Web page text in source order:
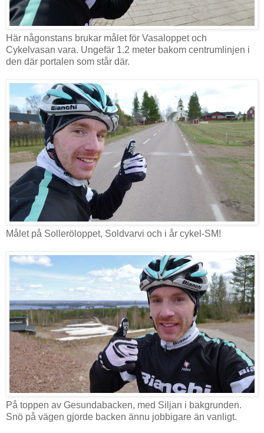
Här någonstans brukar målet för Vasaloppet och
Cykelvasan vara. Ungefär 1.2 meter bakom centrumlinjen i
den där portalen som står där.
Målet på Solleröloppet, Soldvarvi och i år cykel-SM!
På toppen av Gesundabacken, med Siljan i bakgrunden.
Snö på vägen gjorde backen ännu jobbigare än vanligt.